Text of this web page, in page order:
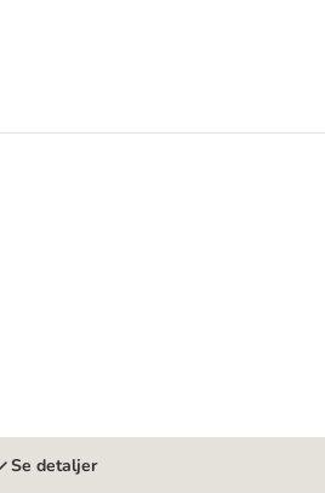
Se detaljer